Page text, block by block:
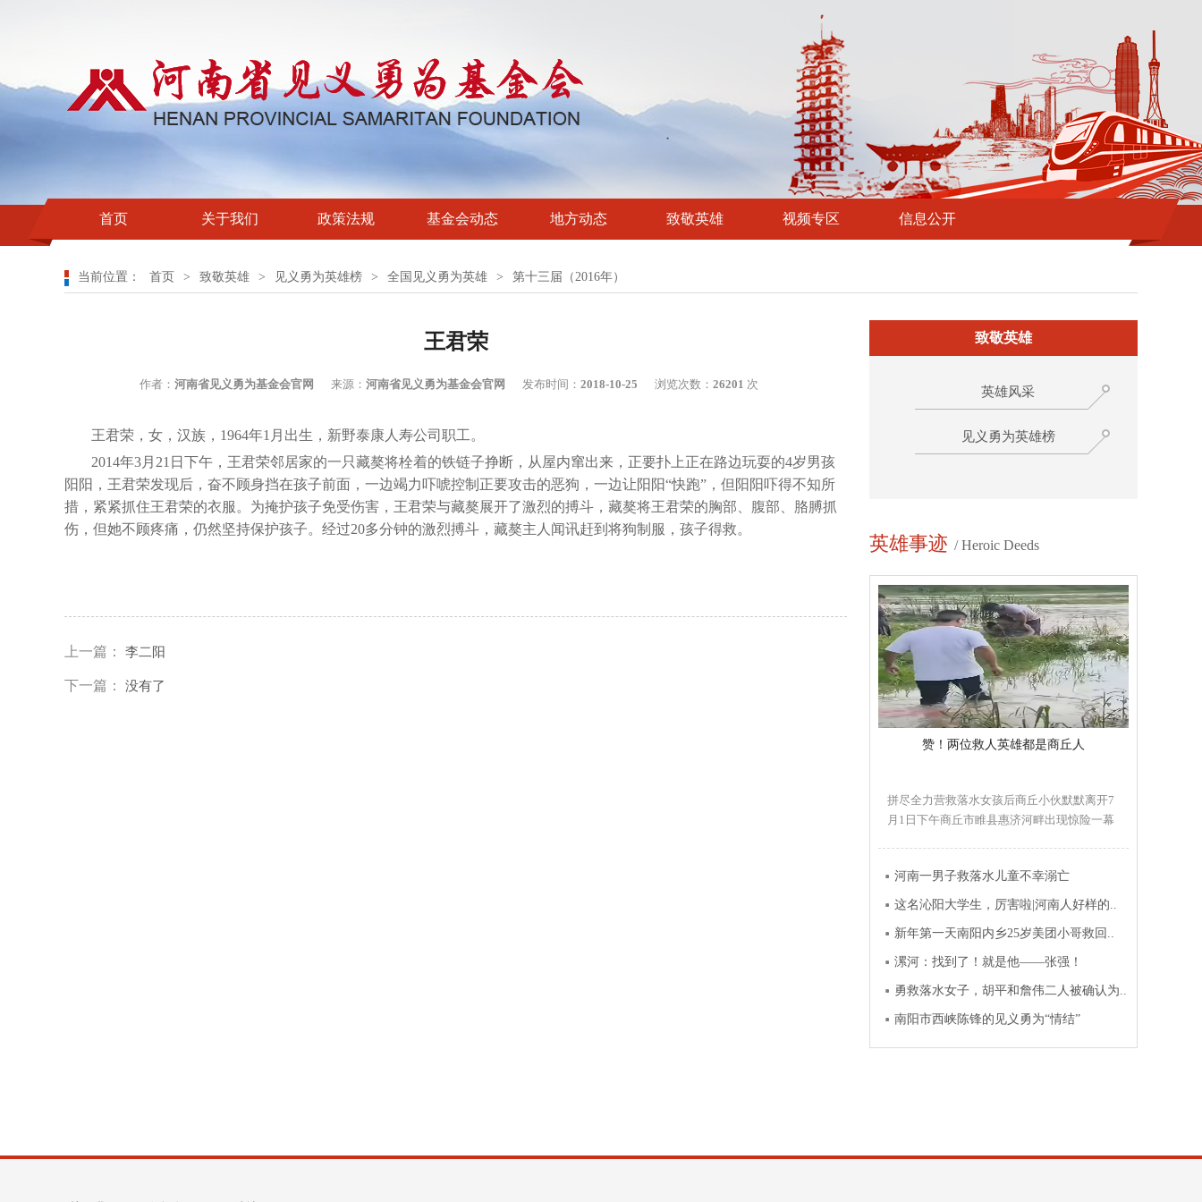
首页 关于我们 政策法规 基金会动态 地方动态 致敬英雄 视频专区 信息公开
当前位置： 首页 > 致敬英雄 > 见义勇为英雄榜 > 全国见义勇为英雄 > 第十三届（2016年）
王君荣
作者： 河南省见义勇为基金会官网 来源： 河南省见义勇为基金会官网 发布时间： 2018-10-25 浏览次数： 26201 次
王君荣，女，汉族，1964年1月出生，新野泰康人寿公司职工。
2014年3月21日下午，王君荣邻居家的一只藏獒将栓着的铁链子挣断，从屋内窜出来，正要扑上正在路边玩耍的4岁男孩
阳阳，王君荣发现后，奋不顾身挡在孩子前面，一边竭力吓唬控制正要攻击的恶狗，一边让阳阳“快跑”，但阳阳吓得不知所
措，紧紧抓住王君荣的衣服。为掩护孩子免受伤害，王君荣与藏獒展开了激烈的搏斗，藏獒将王君荣的胸部、腹部、胳膊抓
伤，但她不顾疼痛，仍然坚持保护孩子。经过20多分钟的激烈搏斗，藏獒主人闻讯赶到将狗制服，孩子得救。
上一篇： 李二阳
下一篇： 没有了
致敬英雄
英雄风采
见义勇为英雄榜
英雄事迹 / Heroic Deeds
赞！两位救人英雄都是商丘人
拼尽全力营救落水女孩后商丘小伙默默离开7
月1日下午商丘市睢县惠济河畔出现惊险一幕
河南一男子救落水儿童不幸溺亡
这名沁阳大学生，厉害啦|河南人好样的..
新年第一天南阳内乡25岁美团小哥救回..
漯河：找到了！就是他——张强！
勇救落水女子，胡平和詹伟二人被确认为..
南阳市西峡陈锋的见义勇为“情结”